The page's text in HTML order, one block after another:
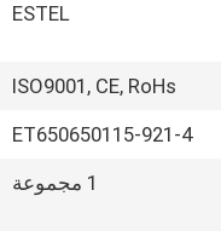
ESTEL
ISO9001, CE, RoHs
ET650650115-921-4
1 مجموعة